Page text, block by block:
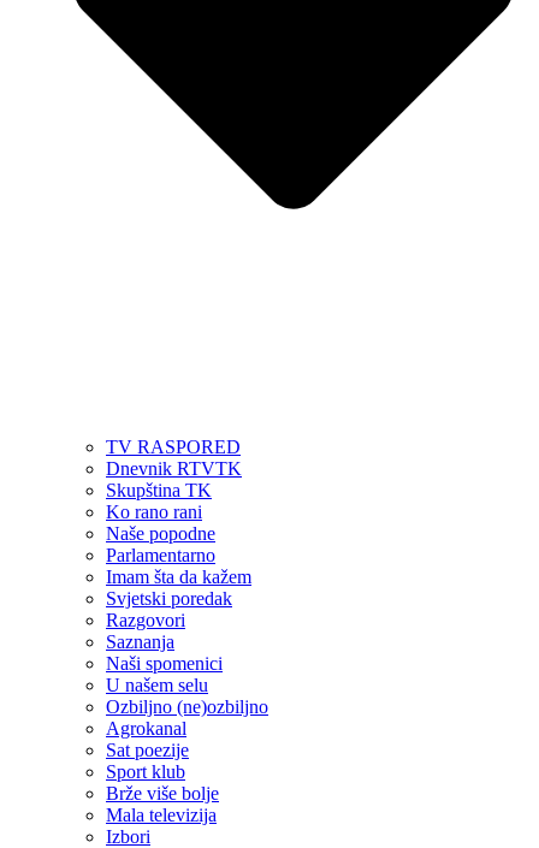
TV RASPORED
Dnevnik RTVTK
Skupština TK
Ko rano rani
Naše popodne
Parlamentarno
Imam šta da kažem
Svjetski poredak
Razgovori
Saznanja
Naši spomenici
U našem selu
Ozbiljno (ne)ozbiljno
Agrokanal
Sat poezije
Sport klub
Brže više bolje
Mala televizija
Izbori